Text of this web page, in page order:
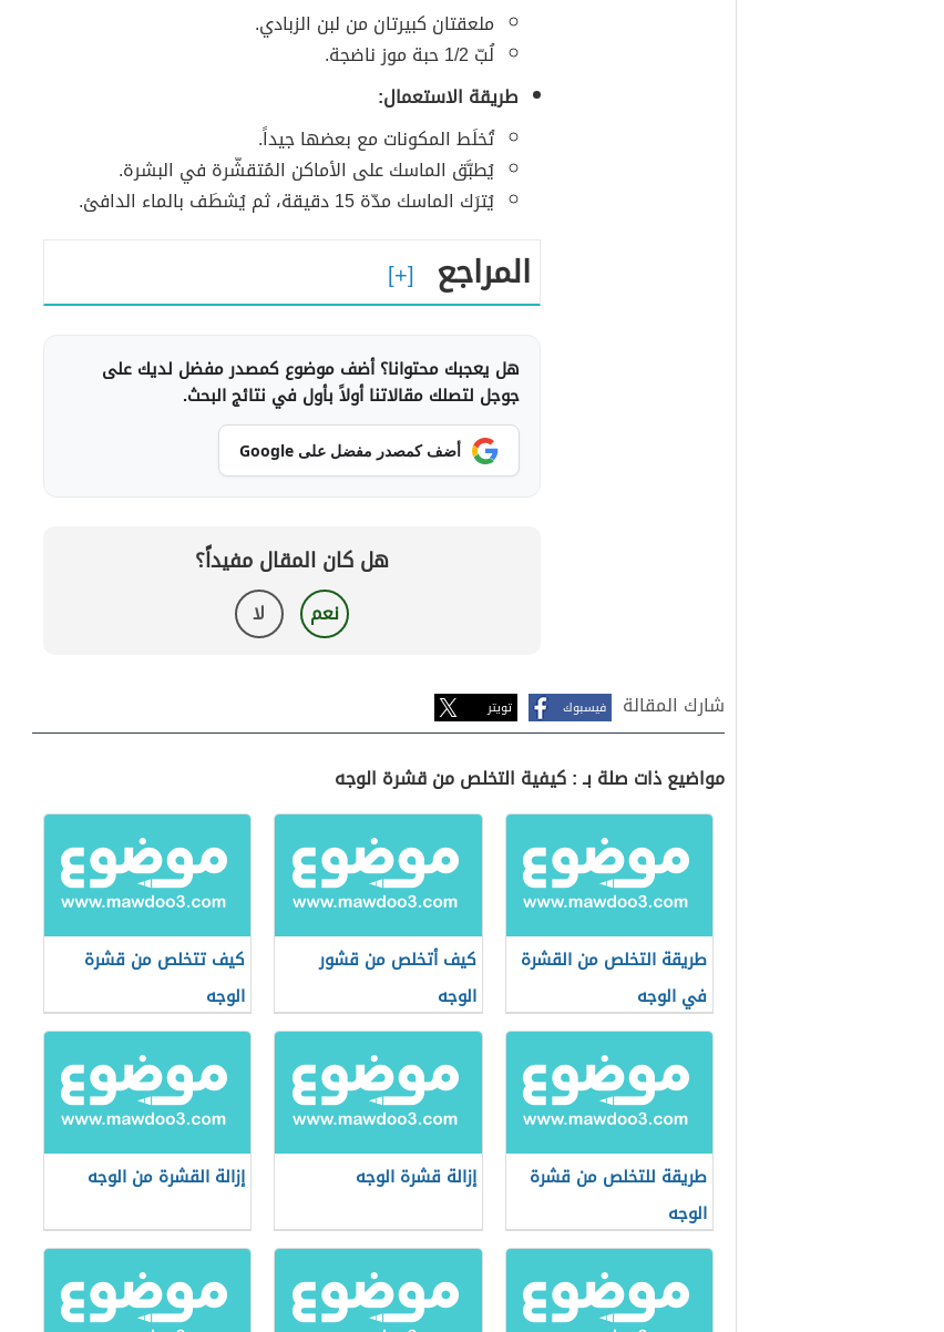
ملعقتان كبيرتان من لبن الزبادي.
لُبّ 1/2 حبة موز ناضجة.
طريقة الاستعمال:
تُخلَط المكونات مع بعضها جيداً.
يُطبَّق الماسك على الأماكن المُتقشّرة في البشرة.
يُترَك الماسك مدّة 15 دقيقة، ثم يُشطَف بالماء الدافئ.
المراجع
هل يعجبك محتوانا؟ أضف موضوع كمصدر مفضل لديك على
جوجل لتصلك مقالاتنا أولاً بأول في نتائج البحث.
أضف كمصدر مفضل على Google
هل كان المقال مفيداً؟
نعم لا
شارك المقالة فيسبوك تويتر
مواضيع ذات صلة بـ : كيفية التخلص من قشرة الوجه
طريقة التخلص من القشرة
في الوجه
كيف أتخلص من قشور
الوجه
كيف تتخلص من قشرة
الوجه
طريقة للتخلص من قشرة
الوجه
إزالة قشرة الوجه إزالة القشرة من الوجه